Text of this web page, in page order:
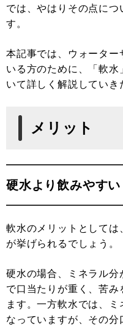
では、やはりその点に
す。
本記事では、ウォーター
いる方のために、「軟
いて詳しく解説していき
メリット
硬水より飲みやすい
軟水のメリットとしては
が挙げられるでしょう。
硬水の場合、ミネラル
で口当たりが重く、苦み
ます。一方軟水では、ミ
なっていますが、その分